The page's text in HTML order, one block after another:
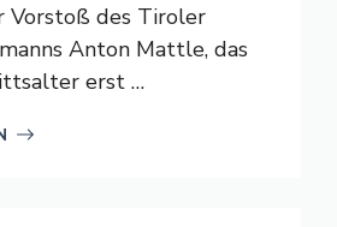
Vorstoß des Tiroler
Anton Mattle, das
erst …